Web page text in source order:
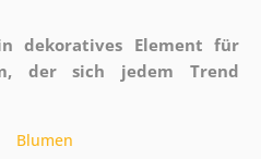
dekoratives Element für
der sich jedem Trend
Blumen